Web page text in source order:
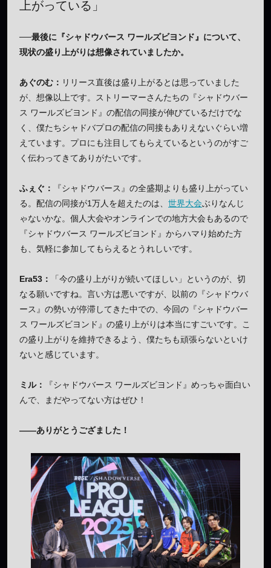
上がっている」
──最後に『シャドウバース ワールズビヨンド』について、
現状の盛り上がりは想像されていましたか。
あぐのむ： リリース直後は盛り上がるとは思っていました
が、想像以上です。ストリーマーさんたちの『シャドウバー
ス ワールズビヨンド』の配信の同接が伸びているだけでな
く、僕たちシャドバプロの配信の同接もありえないぐらい増
えています。プロにも注目してもらえているというのがすご
く伝わってきてありがたいです。
ふぇぐ：
『シャドウバース』の全盛期よりも盛り上がってい
る。配信の同接が1万人を超えたのは、 世界大会ぶりなんじ
ゃないかな。個人大会やオンラインでの地方大会もあるので
『シャドウバース ワールズビヨンド』からハマり始めた方
も、気軽に参加してもらえるとうれしいです。
Era53：
「今の盛り上がりが続いてほしい」というのが、切
なる願いですね。言い方は悪いですが、以前の『シャドウバ
ース』の勢いが停滞してきた中での、今回の『シャドウバー
ス ワールズビヨンド』の盛り上がりは本当にすごいです。こ
の盛り上がりを維持できるよう、僕たちも頑張らないといけ
ないと感じています。
ミル：
『シャドウバース ワールズビヨンド』めっちゃ面白い
んで、まだやってない方はぜひ！
——ありがとうござました！